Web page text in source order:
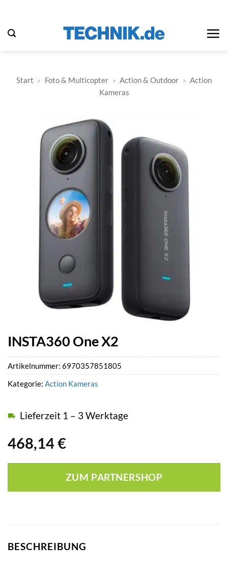
springen
Start » Foto & Multicopter » Action & Outdoor » Action
Kameras
INSTA360 One X2
468,14€
Lieferzeit 1 – 3 Werktage
ZUM PARTNERSHOP
Artikelnummer: 6970357851805
Kategorie: Action Kameras
BESCHREIBUNG